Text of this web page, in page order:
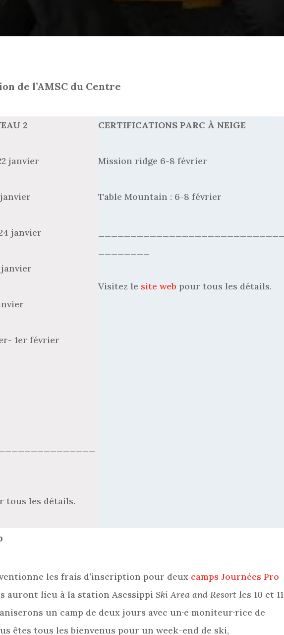
de l’AMSC du Centre
2
janvier
janvier
1er février
tous les détails.
CERTIFICATIONS PARC À NEIGE
Mission ridge 6-8 février
Table Mountain : 6-8 février
Visitez le site web pour tous les détails.
les frais d’inscription pour deux camps Journées Pro
auront lieu à la station AsessippiSki Area and Resort les 10 et 11
un camp de deux jours avec un·e moniteur·rice de
êtes tous les bienvenus pour un week-end de ski,